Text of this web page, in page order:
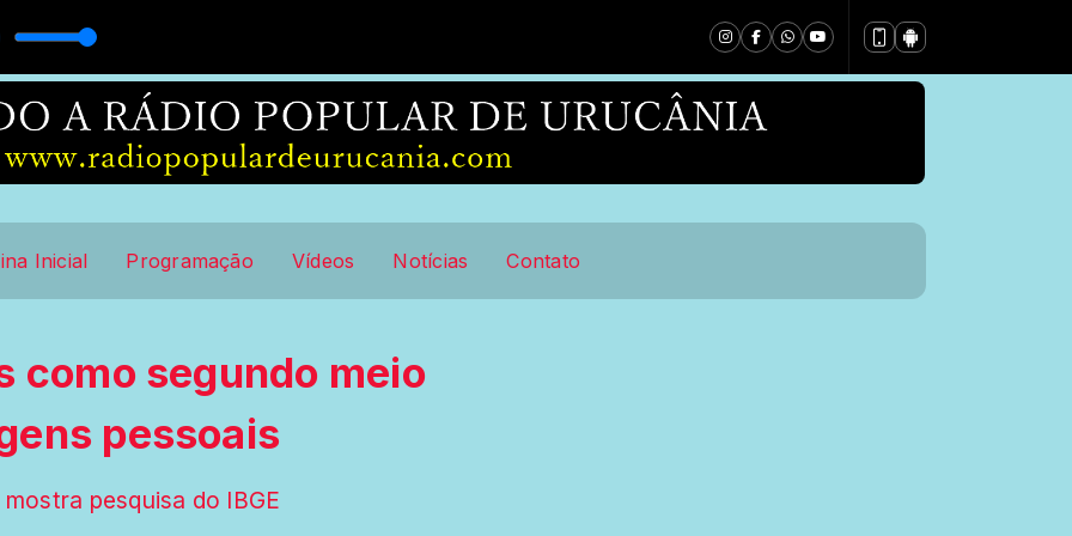
Inicial Programação Vídeos Notícias Contato
como segundo meio
pessoais
pesquisa do IBGE